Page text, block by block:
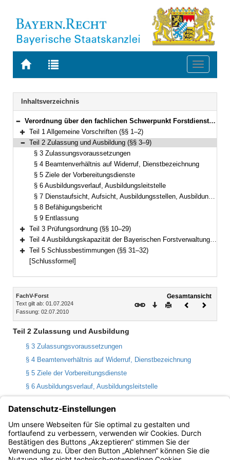
Zur
BAYERN.RECHT
Zur
letzten
Suche
Toggle
Navigation
Inhaltsverzeichnis
Bereich reduzieren
Verordnung über den fachlichen Schwerpunkt Forstdienst (Fachverordnung Forst – FachV-Forst) Vom 2. Juli 2010 (GVBl. S. 380) BayRS 2038-3-7-15-L (§§ 1–32)
Bereich erweitern
Teil 1 Allgemeine Vorschriften (§§ 1–2)
Bereich reduzieren
Teil 2 Zulassung und Ausbildung (§§ 3–9)
§ 3 Zulassungsvoraussetzungen
§ 4 Beamtenverhältnis auf Widerruf, Dienstbezeichnung
§ 5 Ziele der Vorbereitungsdienste
§ 6 Ausbildungsverlauf, Ausbildungsleitstelle
§ 7 Dienstaufsicht, Aufsicht, Ausbildungsstellen, Ausbildungsleitung
§ 8 Befähigungsbericht
§ 9 Entlassung
Bereich erweitern
Teil 3 Prüfungsordnung (§§ 10–29)
Bereich erweitern
Teil 4 Ausbildungskapazität der Bayerischen Forstverwaltung (§ 30)
Bereich erweitern
Teil 5 Schlussbestimmungen (§§ 31–32)
[Schlussformel]
Inhalt
FachV-Forst
Text gilt ab: 01.07.2024
Fassung: 02.07.2010
Gesamtansicht
Download
DruckenVorheriges
Teil 2 Zulassung und Ausbildung
§ 3 Zulassungsvoraussetzungen
§ 4 Beamtenverhältnis auf Widerruf, Dienstbezeichnung
§ 5 Ziele der Vorbereitungsdienste
§ 6 Ausbildungsverlauf, Ausbildungsleitstelle
Ausbildungsleitung
§ 8 Befähigungsbericht
§ 9 Entlassung